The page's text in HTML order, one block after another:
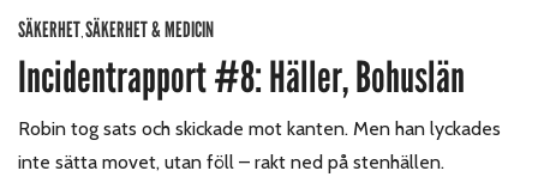
SÄKERHET,SÄKERHET & MEDICIN
Incidentrapport #8: Häller, Bohuslän
Robin tog sats och skickade mot kanten. Men han lyckades
inte sätta movet, utan föll – rakt ned på stenhällen.